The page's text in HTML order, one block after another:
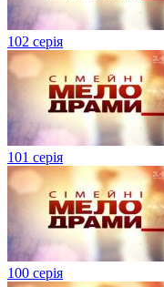
102 серія
101 серія
100 серія